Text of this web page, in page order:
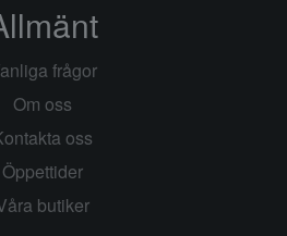
frågor
Om oss
oss
Öppettider
butiker